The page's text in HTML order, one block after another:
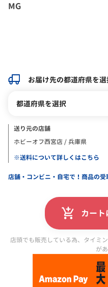
MG
お届け先の都道府県を
都道府県を選択
送り元の店舗
ホビーオフ西宮店 / 兵庫県
※送料について詳しくはこちら
店舗・コンビニ・自宅で！商品の受
カート
店頭でも販売している為、タイミ
が